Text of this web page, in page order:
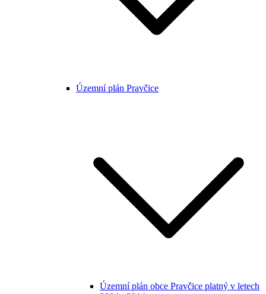
Územní plán Pravčice
Územní plán obce Pravčice platný v letech